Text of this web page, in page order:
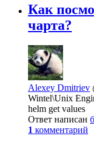
Как
чарта?
Alexey Dmitriev
Wintel\Unix
helm get values
Ответ написан
1 комментарий